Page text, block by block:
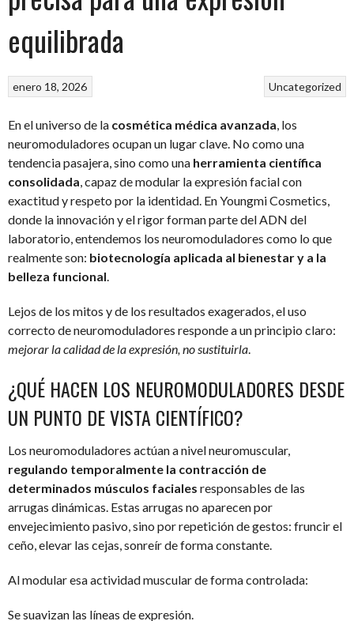
equilibrada
Uncategorized
enero 18, 2026
En el universo de la cosmética médica avanzada , los
neuromoduladores ocupan un lugar clave. No como una
tendencia pasajera, sino como una herramienta científica
consolidada , capaz de modular la expresión facial con
exactitud y respeto por la identidad. En Youngmi Cosmetics,
donde la innovación y el rigor forman parte del ADN del
laboratorio, entendemos los neuromoduladores como lo que
realmente son: biotecnología aplicada al bienestar y a la
belleza funcional
Lejos de los mitos y de los resultados exagerados, el uso
correcto de neuromoduladores responde a un principio claro:
mejorar la calidad de la expresión, no sustituirla
¿QUÉ HACEN LOS NEUROMODULADORES DESDE
UN PUNTO DE VISTA CIENTÍFICO?
Los neuromoduladores actúan a nivel neuromuscular,
regulando temporalmente la contracción de
determinados músculos faciales responsables de las
arrugas dinámicas. Estas arrugas no aparecen por
envejecimiento pasivo, sino por repetición de gestos: fruncir el
ceño, elevar las cejas, sonreír de forma constante.
Al modular esa actividad muscular de forma controlada:
Se suavizan las líneas de expresión.